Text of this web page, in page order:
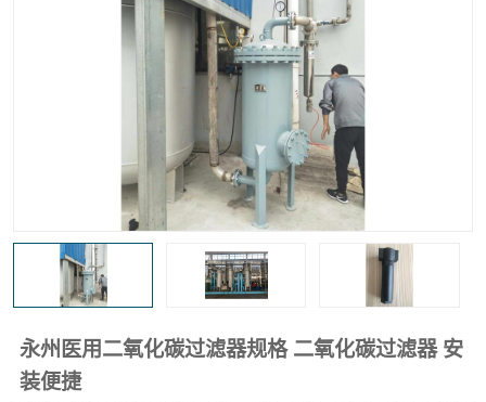
永州医用二氧化碳过滤器规格 二氧化碳过滤器 安
装便捷
化工盐酸气聚结器 耐腐蚀除雾器滤芯